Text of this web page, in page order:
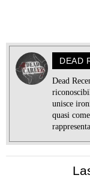
DEAD
Dead
unisce
quasi